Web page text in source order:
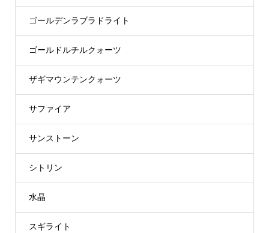
ゴールデンラブラドライト
ゴールドルチルクォーツ
ザギマウンテンクォーツ
サファイア
サンストーン
シトリン
水晶
スギライト